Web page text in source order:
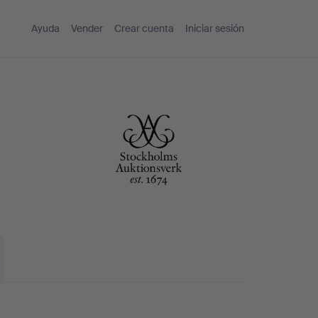
Ayuda Vender Crear cuenta Iniciar sesión